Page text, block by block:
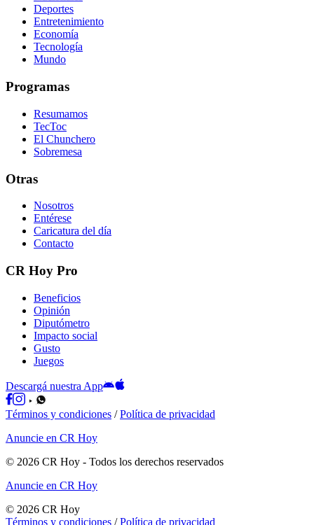
Deportes
Entretenimiento
Economía
Tecnología
Mundo
Programas
Resumamos
TecToc
El Chunchero
Sobremesa
Otras
Nosotros
Entérese
Caricatura del día
Contacto
CR Hoy Pro
Beneficios
Opinión
Diputómetro
Impacto social
Gusto
Juegos
Descargá nuestra App
Términos y condiciones /Política de privacidad
Anuncie en CR Hoy
© 2026 CR Hoy - Todos los derechos reservados
Anuncie en CR Hoy
© 2026 CR Hoy
Términos y condiciones /Política de privacidad